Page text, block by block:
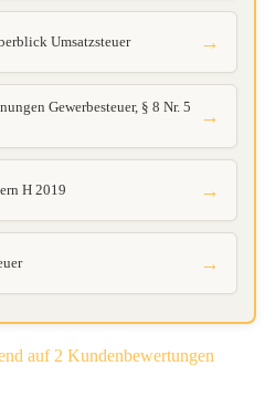
Umsatzsteuer →
Gewerbesteuer, § 8 Nr. 5
→
H 2019 →
→
auf 2 Kundenbewertungen